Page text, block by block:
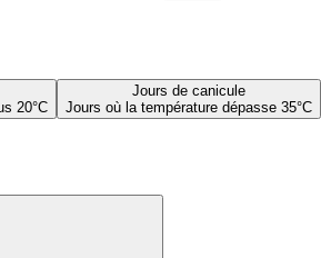
20°C
Jours de canicule
Jours où la température dépasse 35°C